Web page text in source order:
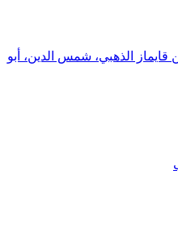
الذهبي، شمس الدين، أبو